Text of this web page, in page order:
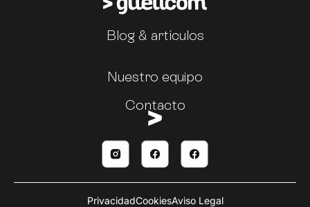
Blog & artículos
Nuestro equipo
Contacto
PrivacidadCookiesAviso Legal